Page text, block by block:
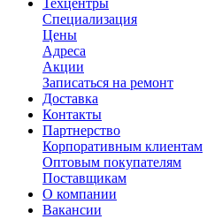
Техцентры
Специализация
Цены
Адреса
Акции
Записаться на ремонт
Доставка
Контакты
Партнерство
Корпоративным клиентам
Оптовым покупателям
Поставщикам
О компании
Вакансии